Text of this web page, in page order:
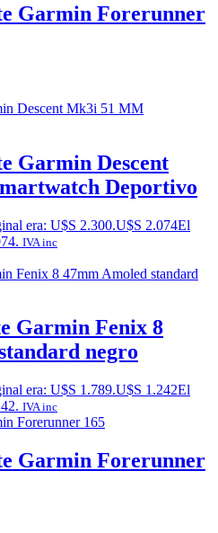
Garmin Forerunner
Garmin Descent
Deportivo
era: U$S 2.300.U$S 2.074El
IVA inc
Garmin Fenix 8
negro
era: U$S 1.789.U$S 1.242El
IVA inc
Garmin Forerunner